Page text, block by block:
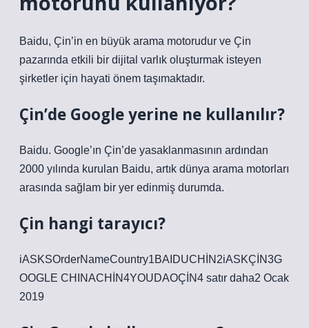
Baidu, Çin’in en büyük arama motorudur ve Çin
pazarında etkili bir dijital varlık oluşturmak isteyen
şirketler için hayati önem taşımaktadır.
Çin’de Google yerine ne kullanılır?
Baidu. Google’ın Çin’de yasaklanmasının ardından
2000 yılında kurulan Baidu, artık dünya arama motorları
arasında sağlam bir yer edinmiş durumda.
Çin hangi tarayıcı?
iASKSOrderNameCountry1BAIDUCHİN2iASKÇİN3G
OOGLE CHINACHİN4YOUDAOÇİN4 satır daha2 Ocak
2019